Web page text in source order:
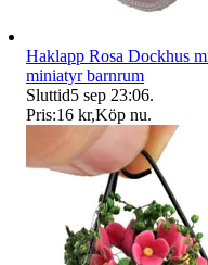
Haklapp Rosa Dockhus
miniatyr barnrum
Sluttid5 sep 23:06.
Pris:16 kr,Köp nu.